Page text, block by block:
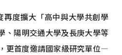
再度擴大「高中與大學共創學
、陽明交通大學及長庚大學等
更首度邀請國家級研究單位—